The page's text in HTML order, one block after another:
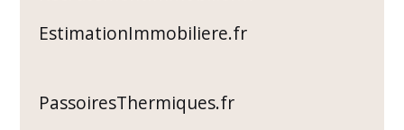
EstimationImmobiliere.fr
PassoiresThermiques.fr